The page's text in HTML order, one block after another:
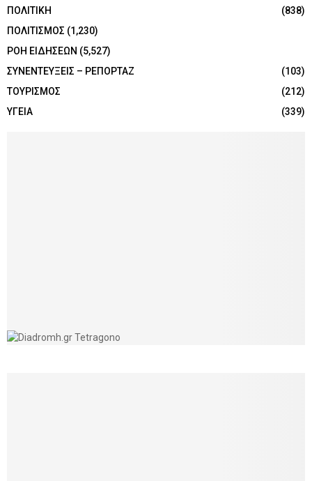
ΠΟΛΙΤΙΚΗ
(838)
ΠΟΛΙΤΙΣΜΟΣ (1,230)
ΡΟΗ ΕΙΔΗΣΕΩΝ (5,527)
ΣΥΝΕΝΤΕΥΞΕΙΣ – ΡΕΠΟΡΤΑΖ
(103)
ΤΟΥΡΙΣΜΟΣ
(212)
ΥΓΕΙΑ
(339)